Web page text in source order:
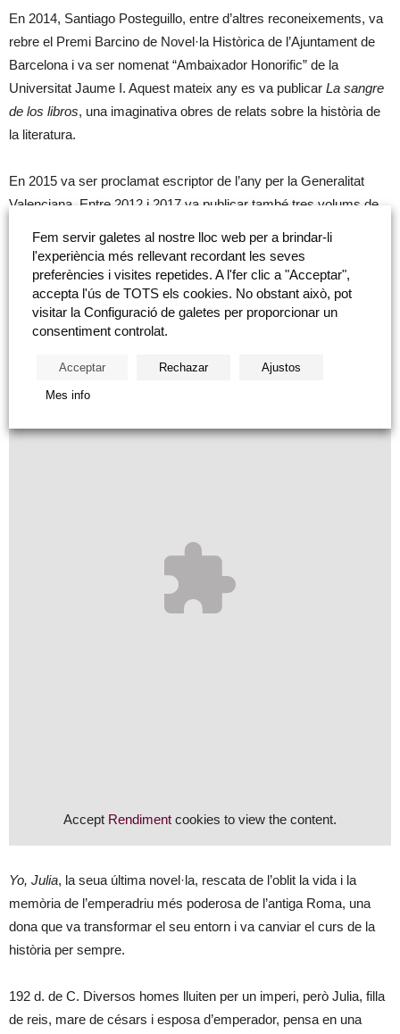
En 2014, Santiago Posteguillo, entre d’altres reconeixements, va
rebre el Premi Barcino de Novel·la Històrica de l’Ajuntament de
Barcelona i va ser nomenat “Ambaixador Honorific” de la
Universitat Jaume I. Aquest mateix any es va publicar La sangre
de los libros, una imaginativa obres de relats sobre la història de
la literatura.
En 2015 va ser proclamat escriptor de l’any per la Generalitat
Valenciana. Entre 2012 i 2017 va publicar també tres volums de
públic. En 2018 ha sigut professor convidat del Sidney Sussex
College de la Universitat de Cambridge.
Accept Rendiment cookies to view the content.
Yo, Julia, la seua última novel·la, rescata de l’oblit la vida i la
memòria de l’emperadriu més poderosa de l’antiga Roma, una
dona que va transformar el seu entorn i va canviar el curs de la
història per sempre.
192 d. de C. Diversos homes lluiten per un imperi, però Julia, filla
de reis, mare de césars i esposa d’emperador, pensa en una
Fem servir galetes al nostre lloc web per a brindar-li
l'experiència més rellevant recordant les seves
preferències i visites repetides. A l'fer clic a "Acceptar",
accepta l'ús de TOTS els cookies. No obstant això, pot
visitar la Configuració de galetes per proporcionar un
consentiment controlat.
Acceptar Rechazar Ajustos
Mes info